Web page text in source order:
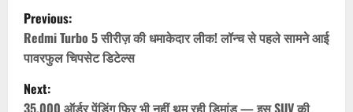
P
o
s
Previous:
Redmi Turbo 5 सीरीज़ की धमाकेदार लीक! लॉन्च से पहले सामने आई
पावरफुल चिपसेट डिटेल्स
Next:
35,000 ऑर्डर पेंडिंग फिर भी नहीं थम रही डिमांड — इस SUV की